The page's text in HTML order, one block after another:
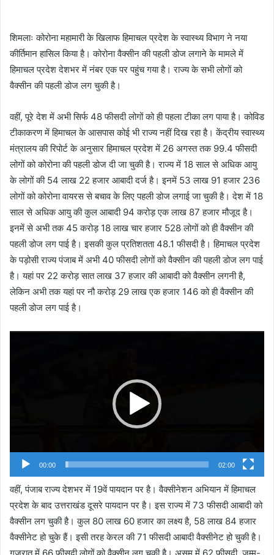
शिमलाः कोरोना महामारी के खिलाफ हिमाचल प्रदेश के स्वास्थ्य विभाग ने नया
कीर्तिमान हासिल किया है। कोरोना वैक्सीन की पहली डोज लगाने के मामले में
हिमाचल प्रदेश देशभर में नंबर एक पर पहुंच गया है। राज्य के सभी लोगों को
वैक्सीन की पहली डोज लग चुकी है।
वहीं, पूरे देश में अभी सिर्फ 48 फीसदी लोगों को ही पहला टीका लग पाया है। कोविड
टीकाकरण में हिमाचल के आसपास कोई भी राज्य नहीं दिख रहा है। केंद्रीय स्वास्थ्य
मंत्रालय की रिपोर्ट के अनुसार हिमाचल प्रदेश में 26 अगस्त तक 99.4 फीसदी
लोगों को कोरोना की पहली डोज दी जा चुकी है। राज्य में 18 साल से अधिक आयु
के लोगों की 54 लाख 22 हजार आबादी दर्ज है। इनमें 53 लाख 91 हजार 236
लोगों को कोरोना वायरस से बचाव के लिए पहली डोज लगाई जा चुकी है। देश में 18
साल से अधिक आयु की कुल आबादी 94 करोड़ एक लाख 87 हजार मौजूद है।
इनमें से अभी तक 45 करोड़ 18 लाख चार हजार 528 लोगों को ही वैक्सीन की
पहली डोज लग पाई है। इसकी कुल प्रतिशतता 48.1 फीसदी है। हिमाचल प्रदेश
के पड़ोसी राज्य पंजाब में अभी 40 फीसदी लोगों को वैक्सीन की पहली डोज लग पाई
है। यहां पर 22 करोड़ सात लाख 37 हजार की आबादी को वैक्सीन लगनी है,
लेकिन अभी तक यहां पर नौ करोड़ 29 लाख एक हजार 146 को ही वैक्सीन की
पहली डोज लग पाई है।
00:00 02:00
वहीं, पंजाब राज्य देशभर में 19वें पायदान पर है। वैक्सीनेशन अभियान में हिमाचल
प्रदेश के बाद उत्तराखंड दूसरे पायदान पर है। इस राज्य में 73 फीसदी आबादी को
वैक्सीन लग चुकी है। कुल 80 लाख 60 हजार का लक्ष्य है, 58 लाख 84 हजार
वैक्सीनेट हो चुके हैं। इसी तरह केरल की 71 फीसदी आबादी वैक्सीनेट हो चुकी है।
गुजरात में 66 फीसदी लोगों को वैक्सीन लग चुकी है। असम में 62 फीसदी, जम्मू-